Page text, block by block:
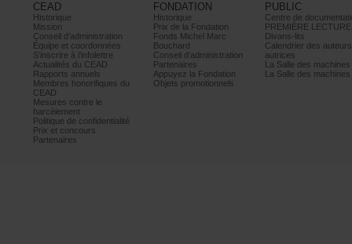
CEAD
Historique
Mission
Conseild’administration
Équipeetcoordonnées
S’inscrireàl’infolettre
ActualitésduCEAD
Rapportsannuels
Membreshonorifiquesdu
CEAD
Mesurescontrele
harcèlement
Politiquedeconfidentialité
Prixetconcours
Partenaires
FONDATION
Historique
PrixdelaFondation
FondsMichelMarc
Bouchard
Conseild’administration
Partenaires
AppuyezlaFondation
Objetspromotionnels
PUBLIC
PREMIÈRELECTURE
Divans-lits
autrices